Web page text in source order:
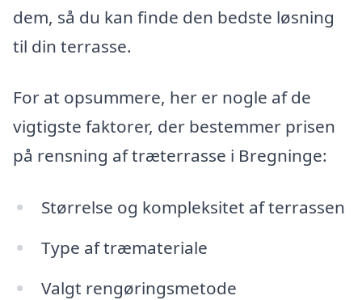
dem, så du kan finde den bedste løsning
til din terrasse.
For at opsummere, her er nogle af de
vigtigste faktorer, der bestemmer prisen
på rensning af træterrasse i Bregninge:
Størrelse og kompleksitet af terrassen
Type af træmateriale
Valgt rengøringsmetode